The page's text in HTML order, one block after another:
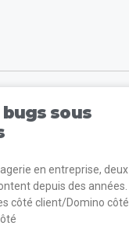
sous
en entreprise, deux
depuis des années.
côté client/Domino côté